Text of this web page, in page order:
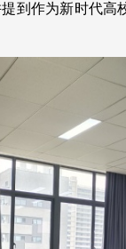
到作为新时代